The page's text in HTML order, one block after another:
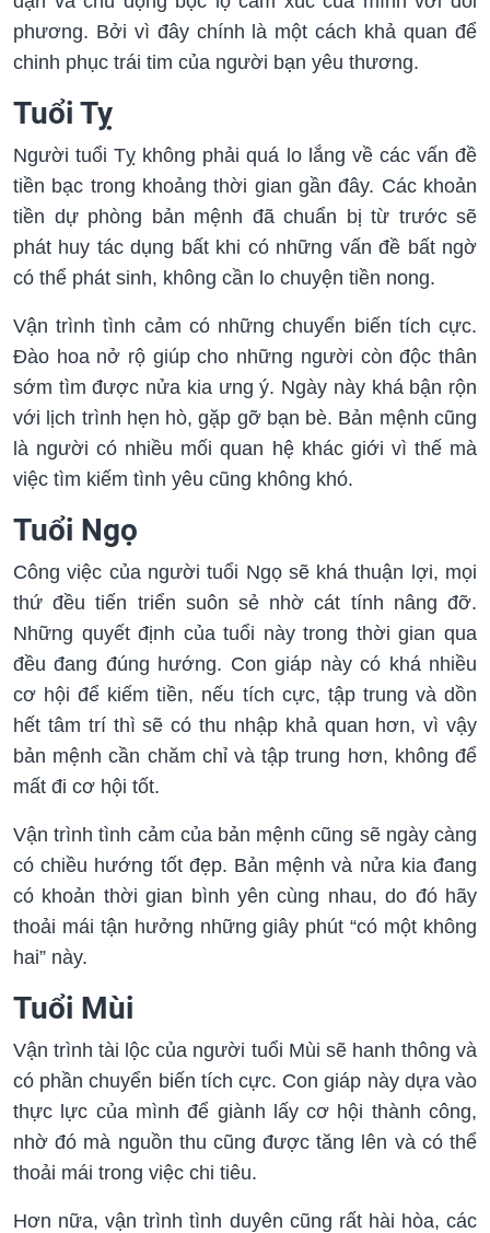
phương. Bởi vì đây chính là một cách khả quan để
chinh phục trái tim của người bạn yêu thương.
Tuổi Tỵ
Người tuổi Tỵ không phải quá lo lắng về các vấn đề
tiền bạc trong khoảng thời gian gần đây. Các khoản
tiền dự phòng bản mệnh đã chuẩn bị từ trước sẽ
phát huy tác dụng bất khi có những vấn đề bất ngờ
có thể phát sinh, không cần lo chuyện tiền nong.
Vận trình tình cảm có những chuyển biến tích cực.
Đào hoa nở rộ giúp cho những người còn độc thân
sớm tìm được nửa kia ưng ý. Ngày này khá bận rộn
với lịch trình hẹn hò, gặp gỡ bạn bè. Bản mệnh cũng
là người có nhiều mối quan hệ khác giới vì thế mà
việc tìm kiếm tình yêu cũng không khó.
Tuổi Ngọ
Công việc của người tuổi Ngọ sẽ khá thuận lợi, mọi
thứ đều tiến triển suôn sẻ nhờ cát tính nâng đỡ.
Những quyết định của tuổi này trong thời gian qua
đều đang đúng hướng. Con giáp này có khá nhiều
cơ hội để kiếm tiền, nếu tích cực, tập trung và dồn
hết tâm trí thì sẽ có thu nhập khả quan hơn, vì vậy
bản mệnh cần chăm chỉ và tập trung hơn, không để
mất đi cơ hội tốt.
Vận trình tình cảm của bản mệnh cũng sẽ ngày càng
có chiều hướng tốt đẹp. Bản mệnh và nửa kia đang
có khoản thời gian bình yên cùng nhau, do đó hãy
thoải mái tận hưởng những giây phút “có một không
hai” này.
Tuổi Mùi
Vận trình tài lộc của người tuổi Mùi sẽ hanh thông và
có phần chuyển biến tích cực. Con giáp này dựa vào
thực lực của mình để giành lấy cơ hội thành công,
nhờ đó mà nguồn thu cũng được tăng lên và có thể
thoải mái trong việc chi tiêu.
Hơn nữa, vận trình tình duyên cũng rất hài hòa, các